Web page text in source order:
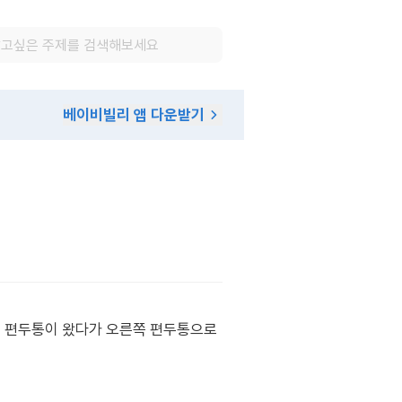
베이비빌리 앱 다운받기
두통이 왔다가 오른쪽 편두통으로